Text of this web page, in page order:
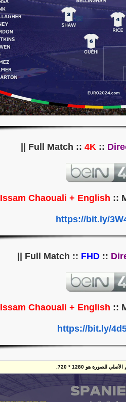
4K ::
Issam Chaouali + English ::
https://bit.ly/
FHD ::
Issam Chaouali + English ::
https://bit.ly/
هو 1280 * 720.